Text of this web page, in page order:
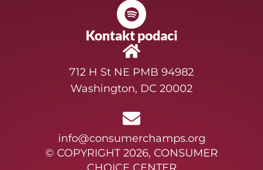
Kontakt podaci
712 H St NE PMB 94982
Washington, DC 20002
info@consumerchamps.org
© COPYRIGHT 2026, CONSUMER